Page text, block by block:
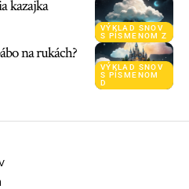
VÝKLAD SNOV
S PÍSMENOM Z
kazajka
VÝKLAD SNOV
S PÍSMENOM
D
na rukách?